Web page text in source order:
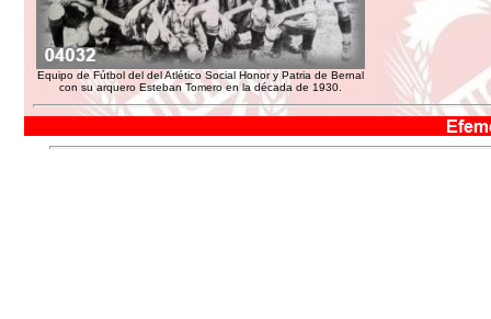
Equipo de Fútbol del del Atlético Social Honor y Patria de Bernal
con su arquero Esteban Tomero en la década de 1930.